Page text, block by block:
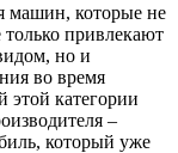
машин, которые не
привлекают
но и
во время
этой категории
–
который уже